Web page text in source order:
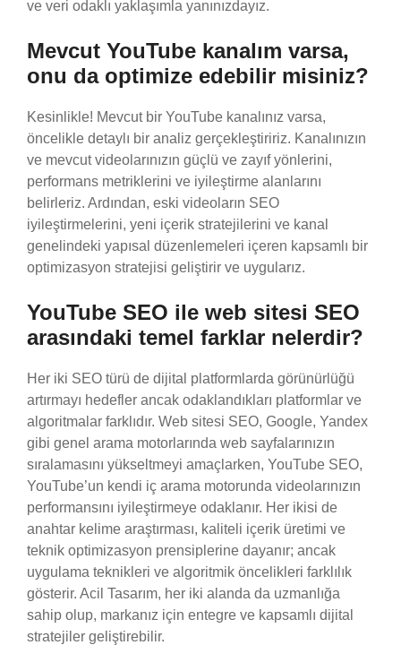
ve veri odaklı yaklaşımla yanınızdayız.
Mevcut YouTube kanalım varsa,
onu da optimize edebilir misiniz?
Kesinlikle! Mevcut bir YouTube kanalınız varsa,
öncelikle detaylı bir analiz gerçekleştiririz. Kanalınızın
ve mevcut videolarınızın güçlü ve zayıf yönlerini,
performans metriklerini ve iyileştirme alanlarını
belirleriz. Ardından, eski videoların SEO
iyileştirmelerini, yeni içerik stratejilerini ve kanal
genelindeki yapısal düzenlemeleri içeren kapsamlı bir
optimizasyon stratejisi geliştirir ve uygularız.
YouTube SEO ile web sitesi SEO
arasındaki temel farklar nelerdir?
Her iki SEO türü de dijital platformlarda görünürlüğü
artırmayı hedefler ancak odaklandıkları platformlar ve
algoritmalar farklıdır. Web sitesi SEO, Google, Yandex
gibi genel arama motorlarında web sayfalarınızın
sıralamasını yükseltmeyi amaçlarken, YouTube SEO,
YouTube’un kendi iç arama motorunda videolarınızın
performansını iyileştirmeye odaklanır. Her ikisi de
anahtar kelime araştırması, kaliteli içerik üretimi ve
teknik optimizasyon prensiplerine dayanır; ancak
uygulama teknikleri ve algoritmik öncelikleri farklılık
gösterir. Acil Tasarım, her iki alanda da uzmanlığa
sahip olup, markanız için entegre ve kapsamlı dijital
stratejiler geliştirebilir.